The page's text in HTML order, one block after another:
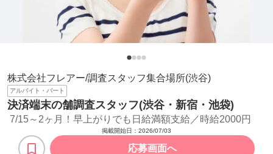
株式会社フレアー/調査スタッフ集合場所(渋谷)
アルバイト・パート
決済端末の舗調査スタッフ(渋谷・新宿・池袋)
7/15～2ヶ月！早上がりでも日給満額支給／時給2000円
掲載開始日： 2026/07/03
応募画面へ